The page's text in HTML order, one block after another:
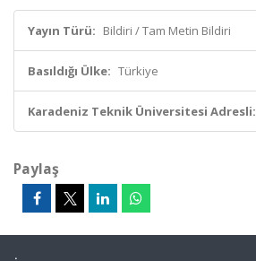
Yayın Türü: Bildiri / Tam Metin Bildiri
Basıldığı Ülke: Türkiye
Karadeniz Teknik Üniversitesi Adresli:
Paylaş